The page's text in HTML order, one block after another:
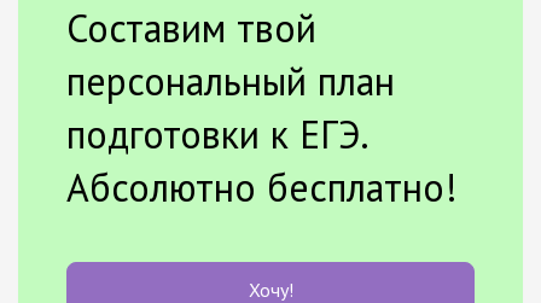
Составим твой
персональный план
подготовки к ЕГЭ.
Абсолютно бесплатно!
Хочу!